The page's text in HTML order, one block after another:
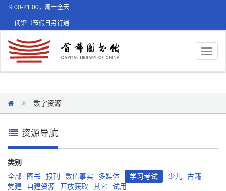
9:00-21:00，周一全天
闭馆（节假日另行通
数字资源
资源导航
类别
全部
图书 报刊 数值事实 多媒体 学习考试 少儿
古籍
党建
自建资源 开放获取 其它 试用